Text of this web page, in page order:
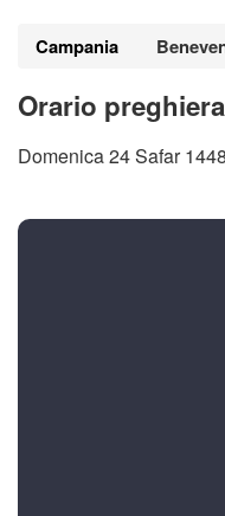
Campania
Orario
Domenica 24 Safar 1448